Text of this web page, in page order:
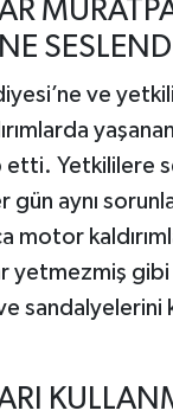
ve
etti. Yetkililere
aynı sorunla
motor
yetmezmiş
sandalyelerini